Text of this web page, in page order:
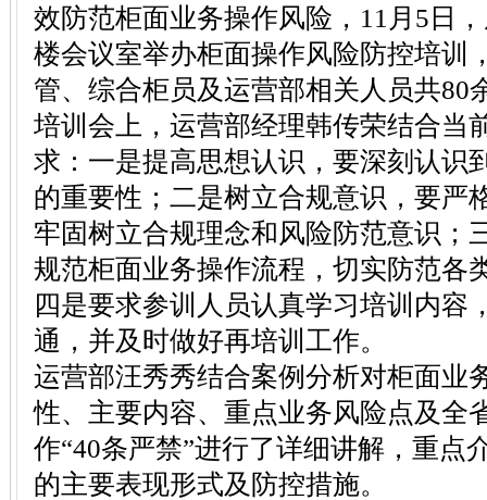
效防范柜面业务操作风险，11月5日
楼会议室举办柜面操作风险防控培训
管、综合柜员及运营部相关人员共80
培训会上，运营部经理韩传荣结合当
求：一是提高思想认识，要深刻认识
的重要性；二是树立合规意识，要严
牢固树立合规理念和风险防范意识；
规范柜面业务操作流程，切实防范各
四是要求参训人员认真学习培训内容
通，并及时做好再培训工作。
运营部汪秀秀结合案例分析对柜面业
性、主要内容、重点业务风险点及全
作“40条严禁”进行了详细讲解，重点
的主要表现形式及防控措施。